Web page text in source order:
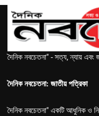
দৈনিক নবচেতনা" - সত্য, ন্যায় এবং
দৈনিক নবচেতনা: জাতীয় পত্রিকা
দৈনিক নবচেতনা" একটি আধুনিক ও